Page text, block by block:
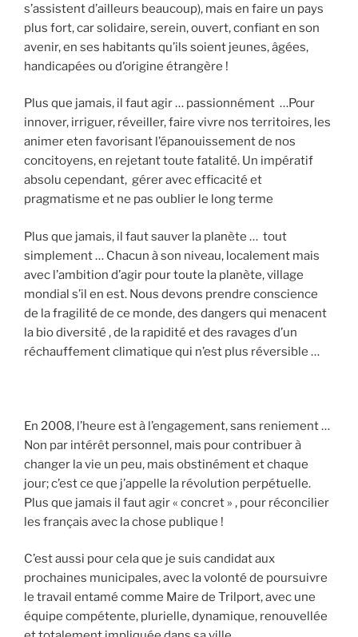
s’assistent d’ailleurs beaucoup), mais en faire un pays
plus fort, car solidaire, serein, ouvert, confiant en son
avenir, en ses habitants qu’ils soient jeunes, âgées,
handicapées ou d’origine étrangère !
Plus que jamais, il faut agir … passionnément …Pour
innover, irriguer, réveiller, faire vivre nos territoires, les
animer eten favorisant l’épanouissement de nos
concitoyens, en rejetant toute fatalité. Un impératif
absolu cependant, gérer avec efficacité et
pragmatisme et ne pas oublier le long terme
Plus que jamais, il faut sauver la planète … tout
simplement … Chacun à son niveau, localement mais
avec l’ambition d’agir pour toute la planète, village
mondial s’il en est. Nous devons prendre conscience
de la fragilité de ce monde, des dangers qui menacent
la bio diversité , de la rapidité et des ravages d’un
réchauffement climatique qui n’est plus réversible …
En 2008, l’heure est à l’engagement, sans reniement …
Non par intérêt personnel, mais pour contribuer à
changer la vie un peu, mais obstinément et chaque
jour; c’est ce que j’appelle la révolution perpétuelle.
Plus que jamais il faut agir « concret » , pour réconcilier
les français avec la chose publique !
C’est aussi pour cela que je suis candidat aux
prochaines municipales, avec la volonté de poursuivre
le travail entamé comme Maire de Trilport, avec une
équipe compétente, plurielle, dynamique, renouvellée